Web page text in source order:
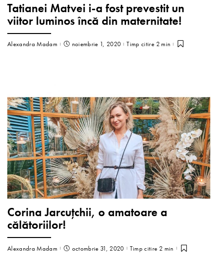
Tatianei Matvei i-a fost prevestit un
viitor luminos încă din maternitate!
Alexandra Madam noiembrie 1, 2020 Timp citire 2 min
Corina Jarcuțchii, o amatoare a
călătoriilor!
Alexandra Madam octombrie 31, 2020 Timp citire 2 min